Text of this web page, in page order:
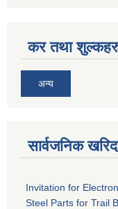
कर तथा
अन्य
सार्वजनिक
Invitation for
Steel Parts for Trail